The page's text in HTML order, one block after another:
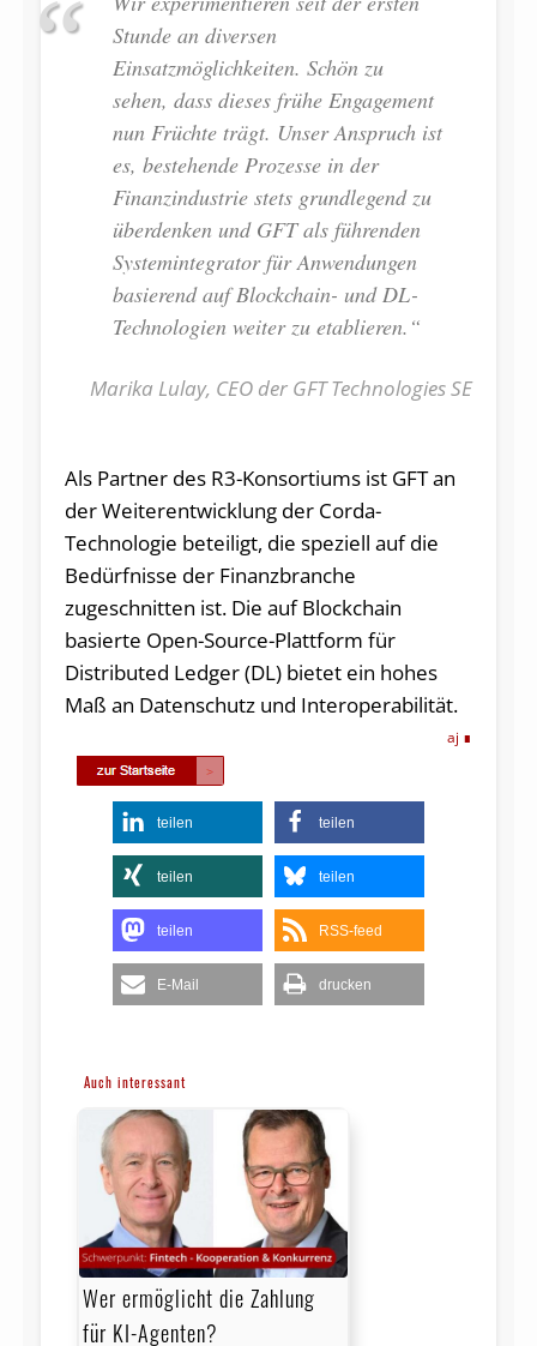
Stunde an diversen
Einsatzmöglichkeiten. Schön zu
sehen, dass dieses frühe Engagement
nun Früchte trägt. Unser Anspruch ist
es, bestehende Prozesse in der
Finanzindustrie stets grundlegend zu
überdenken und GFT als führenden
Systemintegrator für Anwendungen
basierend auf Blockchain- und DL-
Technologien weiter zu etablieren.“
Marika Lulay, CEO der GFT Technologies SE
Als Partner des R3-Konsortiums ist GFT an
der Weiterentwicklung der Corda-
Technologie beteiligt, die speziell auf die
Bedürfnisse der Finanzbranche
zugeschnitten ist. Die auf Blockchain
basierte Open-Source-Plattform für
Distributed Ledger (DL) bietet ein hohes
Maß an Datenschutz und Interoperabilität.
aj
teilen teilen
teilen teilen
teilen RSS-feed
E-Mail drucken
Auch interessant
Wer ermöglicht die Zahlung
für KI-Agenten?